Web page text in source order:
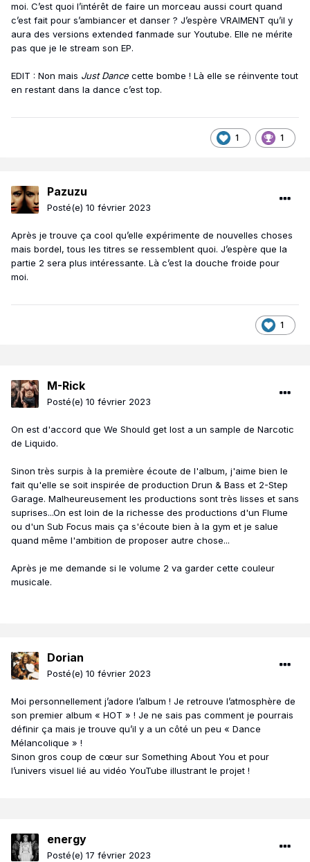
moi. C’est quoi l’intérêt de faire un morceau aussi court quand
c’est fait pour s’ambiancer et danser ? J’espère VRAIMENT qu’il y
aura des versions extended fanmade sur Youtube. Elle ne mérite
pas que je le stream son EP.
EDIT : Non mais Just Dance cette bombe ! Là elle se réinvente tout
en restant dans la dance c’est top.
1 1
Pazuzu
Posté(e) 10 février 2023
Après je trouve ça cool qu’elle expérimente de nouvelles choses
mais bordel, tous les titres se ressemblent quoi. J’espère que la
partie 2 sera plus intéressante. Là c’est la douche froide pour
moi.
1
M-Rick
Posté(e) 10 février 2023
On est d'accord que We Should get lost a un sample de Narcotic
de Liquido.
Sinon très surpis à la première écoute de l'album, j'aime bien le
fait qu'elle se soit inspirée de production Drun & Bass et 2-Step
Garage. Malheureusement les productions sont très lisses et sans
suprises...On est loin de la richesse des productions d'un Flume
ou d'un Sub Focus mais ça s'écoute bien à la gym et je salue
quand même l'ambition de proposer autre chose...
Après je me demande si le volume 2 va garder cette couleur
musicale.
Dorian
Posté(e) 10 février 2023
Moi personnellement j’adore l’album ! Je retrouve l’atmosphère de
son premier album « HOT » ! Je ne sais pas comment je pourrais
définir ça mais je trouve qu’il y a un côté un peu « Dance
Mélancolique » !
Sinon gros coup de cœur sur Something About You et pour
l’univers visuel lié au vidéo YouTube illustrant le projet !
energy
Posté(e) 17 février 2023